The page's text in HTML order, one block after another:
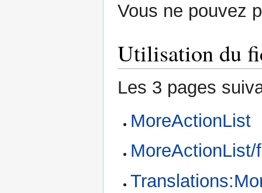
Vous ne pouvez
Utilisation du
Les 3 pages
MoreActionList
MoreActionList/